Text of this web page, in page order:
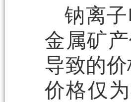
钠离
金属矿
导致的
价格仅